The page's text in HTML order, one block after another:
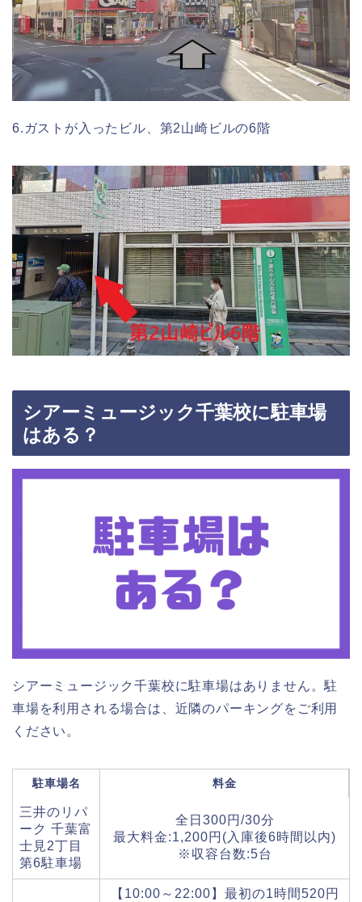
6.ガストが入ったビル、第2山崎ビルの6階
シアーミュージック千葉校に駐車場
はある？
シアーミュージック千葉校に駐車場はありません。駐
車場を利用される場合は、近隣のパーキングをご利用
ください。
駐車場名 料金
三井のリパ
ーク 千葉富
士見2丁目
第6駐車場
全日300円/30分
最大料金:1,200円(入庫後6時間以内)
※収容台数:5台
【10:00～22:00】最初の1時間520円